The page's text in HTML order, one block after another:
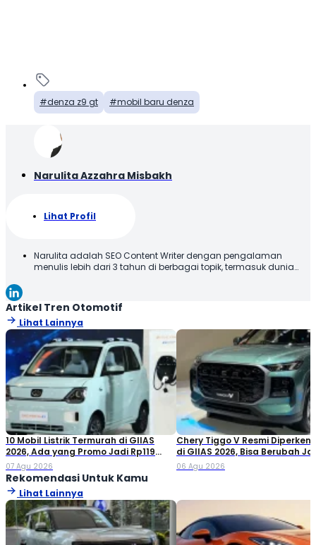
denza z9 gt mobil baru denza
Narulita Azzahra Misbakh
Lihat Profil
Narulita adalah SEO Content Writer dengan pengalaman
menulis lebih dari 3 tahun di berbagai topik, termasuk dunia
kepada para pembaca. Terima kasih telah membaca karya
tulis saya, semoga tulisan ini bisa bermanfaat!
Artikel Tren Otomotif
Lihat Lainnya
10 Mobil Listrik Termurah di GIIAS
2026, Ada yang Promo Jadi Rp119
Jutaan!
07 Agu 2026
Chery Tiggo V Resmi
di GIIAS 2026, Bisa Berubah
Double Cabin
06 Agu 2026
Rekomendasi Untuk Kamu
Lihat Lainnya